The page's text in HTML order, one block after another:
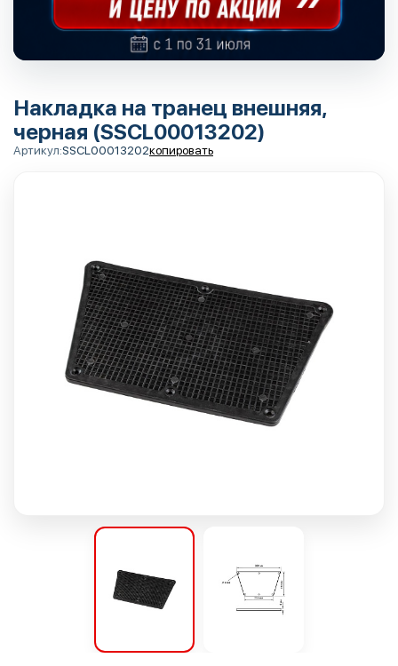
Накладка на транец внешняя,
черная (SSCL00013202)
Артикул:SSCL00013202копировать